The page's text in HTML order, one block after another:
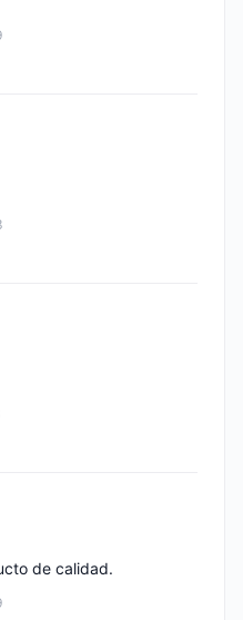
de calidad.